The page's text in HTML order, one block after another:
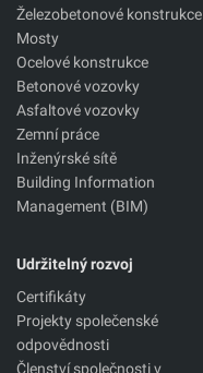
Železobetonové konstrukce
Mosty
Ocelové konstrukce
Betonové vozovky
Asfaltové vozovky
Zemní práce
Inženýrské sítě
Building Information
Management (BIM)
Udržitelný rozvoj
Certifikáty
Projekty společenské
odpovědnosti
Členství společnosti v